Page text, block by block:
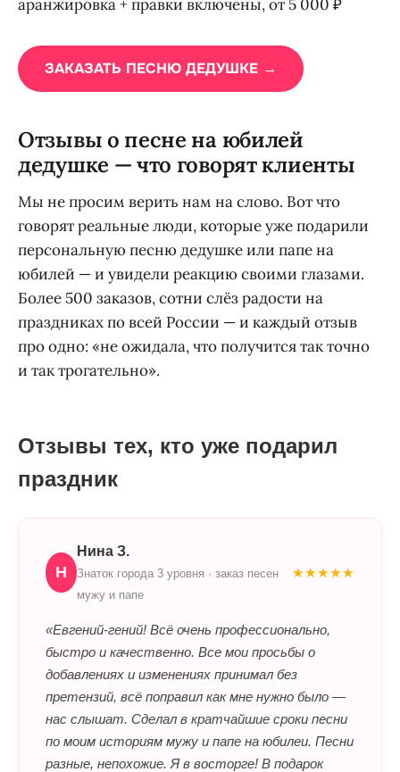
аранжировка + правки включены, от 5 000 ₽
ЗАКАЗАТЬ ПЕСНЮ ДЕДУШКЕ →
Отзывы о песне на юбилей
дедушке — что говорят клиенты
Мы не просим верить нам на слово. Вот что
говорят реальные люди, которые уже подарили
персональную песню дедушке или папе на
юбилей — и увидели реакцию своими глазами.
Более 500 заказов, сотни слёз радости на
праздниках по всей России — и каждый отзыв
про одно: «не ожидала, что получится так точно
и так трогательно».
Отзывы тех, кто уже подарил
праздник
Н
Нина З.
Знаток города 3 уровня · заказ песен
мужу и папе
★★★★★
«Евгений-гений! Всё очень профессионально,
быстро и качественно. Все мои просьбы о
добавлениях и изменениях принимал без
претензий, всё поправил как мне нужно было —
нас слышат. Сделал в кратчайшие сроки песни
по моим историям мужу и папе на юбилеи. Песни
разные, непохожие. Я в восторге! В подарок